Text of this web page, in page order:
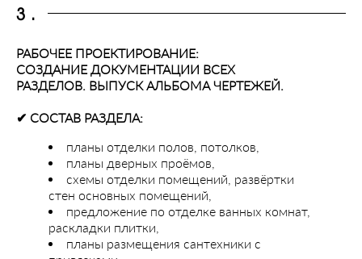
3.
РАБОЧЕЕ ПРОЕКТИРОВАНИЕ:
СОЗДАНИЕ ДОКУМЕНТАЦИИ ВСЕХ
РАЗДЕЛОВ. ВЫПУСК АЛЬБОМА ЧЕРТЕЖЕЙ.
✔︎ СОСТАВ РАЗДЕЛА:
планы отделки полов, потолков,
планы дверных проёмов,
схемы отделки помещений, развёртки
стен основных помещений,
предложение по отделке ванных комнат,
раскладки плитки,
планы размещения сантехники с